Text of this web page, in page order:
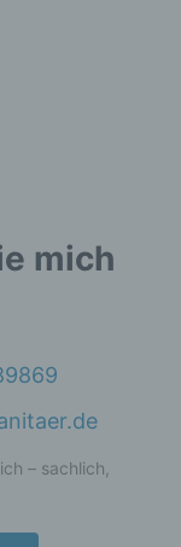
mich
– sachlich,
anderer
für Heizung